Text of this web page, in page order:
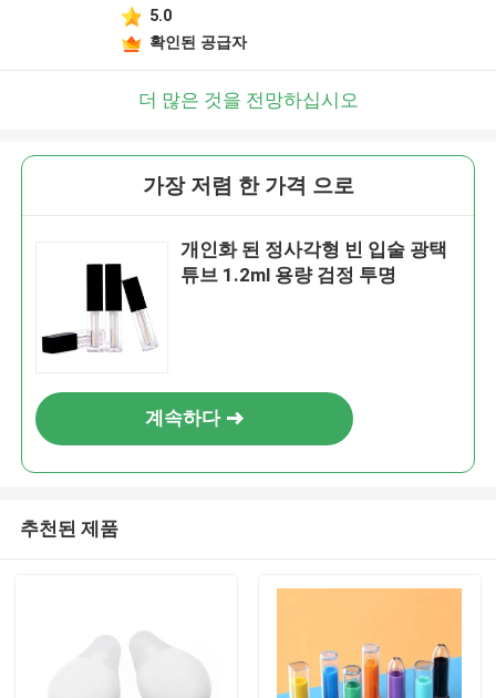
5.0
확인된 공급자
더 많은 것을 전망하십시오
가장 저렴 한 가격 으로
개인화 된 정사각형 빈 입술 광택
튜브 1.2ml 용량 검정 투명
계속하다
추천된 제품